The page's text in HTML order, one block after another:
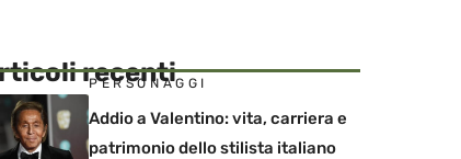
recenti
PERSONAGGI
Addio a Valentino: vita, carriera e
patrimonio dello stilista italiano